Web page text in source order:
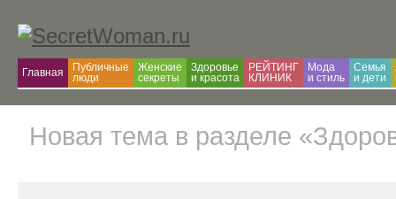
Главная
Публичные
люди
Женские
секреты
Здоровье
и красота
РЕЙТИНГ
КЛИНИК
Мода
и cтиль
Семья
и дети
Новая тема в разделе